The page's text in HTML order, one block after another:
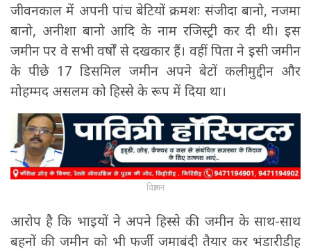
जीवनकाल में अपनी पांच बेटियों क्रमशः संजीदा बानो, नजमा
बानो, अनीशा बानो आदि के नाम रजिस्ट्री कर दी थी। इस
जमीन पर वे सभी वर्षों से दखकार हैं। वहीं पिता ने इसी जमीन
के पीछे 17 डिसमिल जमीन अपने बेटों कलीमुद्दीन और
मोहम्मद असलम को हिस्से के रूप में दिया था।
विज्ञापन
आरोप है कि भाइयों ने अपने हिस्से की जमीन के साथ-साथ
बहनों की जमीन को भी फर्जी जमाबंदी तैयार कर भंडारीडीह